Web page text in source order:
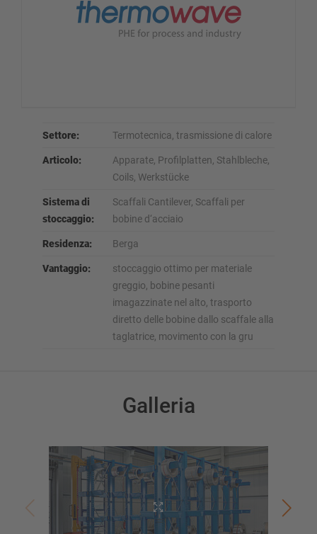
Settore: Termotecnica, trasmissione di calore
Articolo:
Apparate, Profilplatten, Stahlbleche,
Coils, Werkstücke
Sistema di
stoccaggio:
Scaffali Cantilever, Scaffali per
bobine d‘acciaio
Residenza: Berga
Vantaggio:
stoccaggio ottimo per materiale
greggio, bobine pesanti
imagazzinate nel alto, trasporto
diretto delle bobine dallo scaffale alla
taglatrice, movimento con la gru
Galleria